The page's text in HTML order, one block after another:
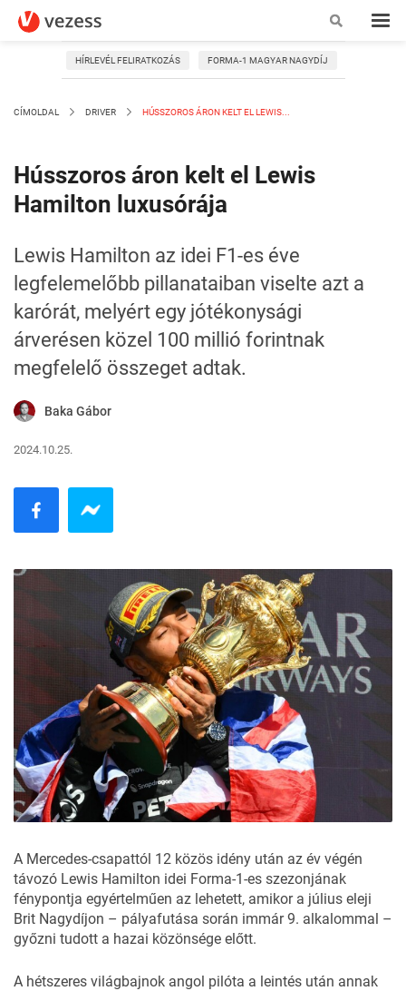
HÍRLEVÉL FELIRATKOZÁS FORMA-1 MAGYAR NAGYDÍJ
CÍMOLDAL DRIVER HÚSSZOROS ÁRON KELT EL LEWIS...
Hússzoros áron kelt el Lewis
Hamilton luxusórája
Lewis Hamilton az idei F1-es éve
legfelemelőbb pillanataiban viselte azt a
karórát, melyért egy jótékonysági
árverésen közel 100 millió forintnak
megfelelő összeget adtak.
Baka Gábor
2024.10.25.
A Mercedes-csapattól 12 közös idény után az év végén
távozó Lewis Hamilton idei Forma-1-es szezonjának
fénypontja egyértelműen az lehetett, amikor a július eleji
Brit Nagydíjon – pályafutása során immár 9. alkalommal –
győzni tudott a hazai közönsége előtt.
A hétszeres világbajnok angol pilóta a leintés után annak